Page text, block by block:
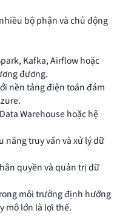
bộ phận và chủ động
Kafka, Airflow hoặc
đương.
nền tảng điện toán đám
Warehouse hoặc hệ
năng truy vấn và xử lý dữ
quyền và quản trị dữ
môi trường định hướng
mô lớn là lợi thế.